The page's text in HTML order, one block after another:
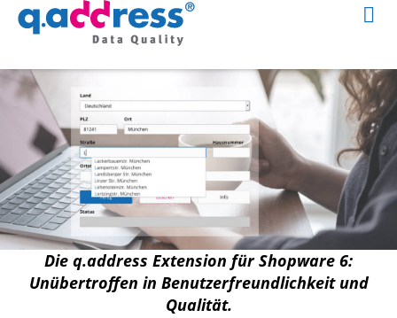
Die q.address Extension für Shopware 6:
Unübertroffen in Benutzerfreundlichkeit und
Qualität.